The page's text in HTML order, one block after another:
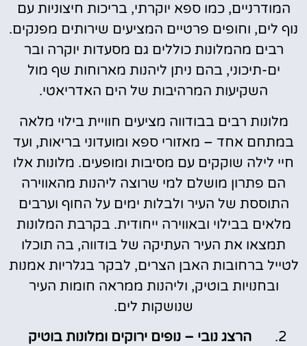
המודרניים, כמו ספא יוקרתי, בריכות חיצוניות עם
נוף לים, וחופים פרטיים המציעים שירותים מפנקים.
רבים מהמלונות כוללים גם מסעדות יוקרה ובר
ים-תיכוני, בהם ניתן ליהנות מארוחות שף מול
השקיעות המרהיבות של הים האדריאטי.
מלונות רבים בבודווה מציעים חוויית בילוי מלאה
במתחם אחד – מאזורי ספא ומועדוני בריאות, ועד
חיי לילה שוקקים עם מסיבות ומופעים. מלונות אלו
הם פתרון מושלם למי שרוצה ליהנות מהאווירה
התוססת של העיר ולבלות ימים על החוף וערבים
מלאים בבילוי ובאווירה ייחודית. בקרבת המלונות
תמצאו את העיר העתיקה של בודווה, בה תוכלו
לטייל ברחובות האבן הצרים, לבקר בגלריות אמנות
ובחנויות בוטיק, וליהנות ממראה חומות העיר
שנושקות לים.
הרצג נובי – נופים ירוקים ומלונות בוטיק